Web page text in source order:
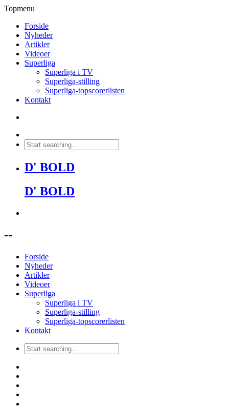
Topmenu
Forside
Nyheder
Artikler
Videoer
Superliga
Superliga i TV
Superliga-stilling
Superliga-topscorerlisten
Kontakt
D' BOLD
D' BOLD
--
Forside
Nyheder
Artikler
Videoer
Superliga
Superliga i TV
Superliga-stilling
Superliga-topscorerlisten
Kontakt